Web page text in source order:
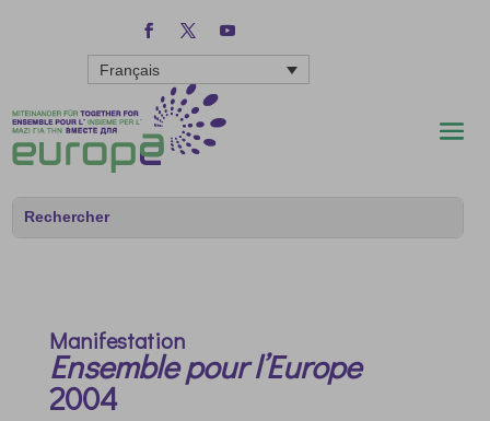
Français
Manifestation
Ensemble pour l’Europe
2004